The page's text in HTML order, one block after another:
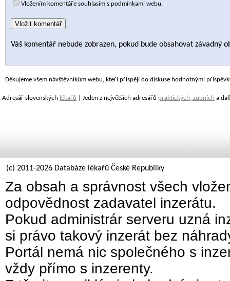
Vložením komentáře souhlasím s podmínkami webu.
Váš komentář nebude zobrazen, pokud bude obsahovat závadný
Děkujeme všem návštěvníkům webu, kteří přispějí do diskuse hodnotnými
Adresář slovenských lékařů | Jeden z největších adresářů praktických, zubních a
(c) 2011-2026 Databáze lékařů České Republiky
Za obsah a správnost všech
odpovědnost zadavatel inzerátu.
Pokud administrár serveru uzná
si právo takový inzerát bez
Portál nemá nic společného s
vždy přímo s inzerenty.